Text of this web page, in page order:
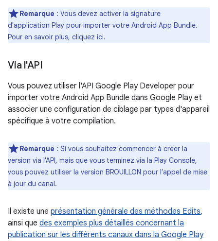
Remarque : Vous devez activer la signature
d'application Play pour importer votre Android App Bundle.
Pour en savoir plus, cliquez ici.
Via l'API
Vous pouvez utiliser l'API Google Play Developer pour
importer votre Android App Bundle dans Google Play et
associer une configuration de ciblage par types d'appareil
spécifique à votre compilation.
Remarque : Si vous souhaitez commencer à créer la
version via l'API, mais que vous terminez via la Play Console,
vous pouvez utiliser la version BROUILLON pour l'appel de mise
à jour du canal.
Il existe une présentation générale des méthodes Edits,
ainsi que des exemples plus détaillés concernant la
publication sur les différents canaux dans la Google Play